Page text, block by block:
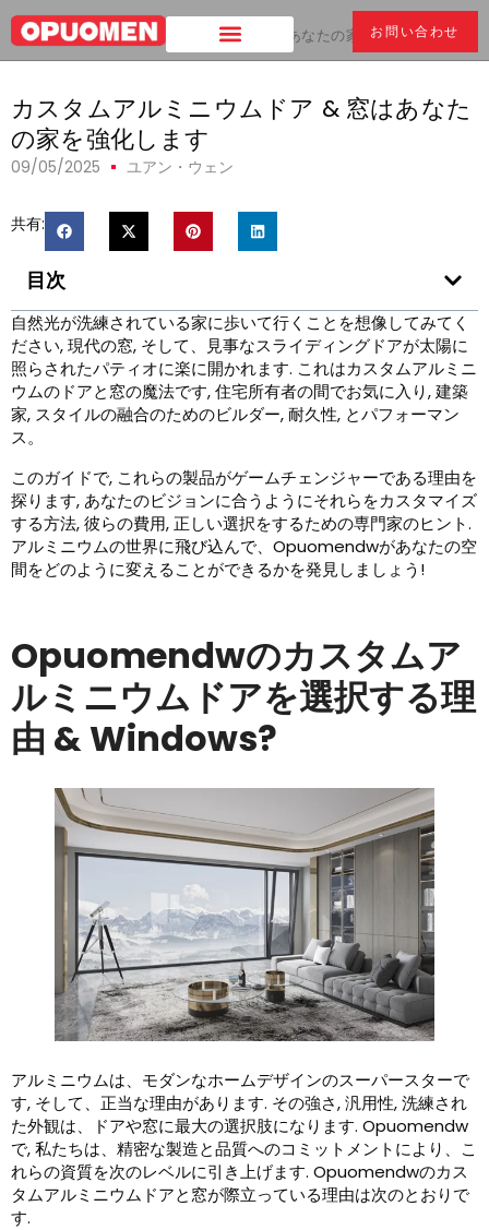
お問い合わせ
家 > カスタムアルミニウムドア & 窓はあなたの家を強化します
カスタムアルミニウムドア & 窓はあなた
の家を強化します
09/05/2025 ユアン・ウェン
共有:
目次
自然光が洗練されている家に歩いて行くことを想像してみてく
ださい, 現代の窓, そして、見事なスライディングドアが太陽に
照らされたパティオに楽に開かれます. これはカスタムアルミニ
ウムのドアと窓の魔法です, 住宅所有者の間でお気に入り, 建築
家, スタイルの融合のためのビルダー, 耐久性, とパフォーマン
ス。
このガイドで, これらの製品がゲームチェンジャーである理由を
探ります, あなたのビジョンに合うようにそれらをカスタマイズ
する方法, 彼らの費用, 正しい選択をするための専門家のヒント.
アルミニウムの世界に飛び込んで、Opuomendwがあなたの空
間をどのように変えることができるかを発見しましょう!
Opuomendwのカスタムア
ルミニウムドアを選択する理
由 & Windows?
アルミニウムは、モダンなホームデザインのスーパースターで
す, そして、正当な理由があります. その強さ, 汎用性, 洗練され
た外観は、ドアや窓に最大の選択肢になります. Opuomendw
で, 私たちは、精密な製造と品質へのコミットメントにより、こ
れらの資質を次のレベルに引き上げます. Opuomendwのカス
タムアルミニウムドアと窓が際立っている理由は次のとおりで
す.